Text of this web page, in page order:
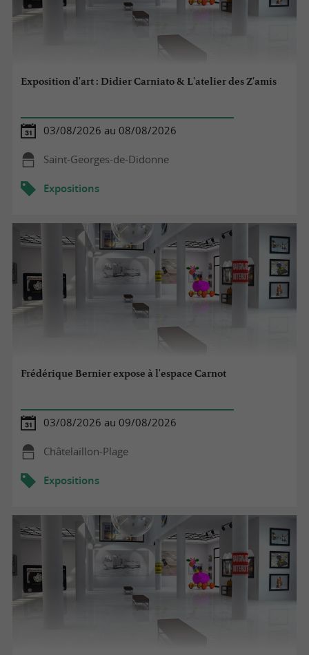
Exposition d'art : Didier Carniato & L'atelier des Z'amis
03/08/2026 au 08/08/2026
Saint-Georges-de-Didonne
Expositions
Frédérique Bernier expose à l'espace Carnot
03/08/2026 au 09/08/2026
Châtelaillon-Plage
Expositions